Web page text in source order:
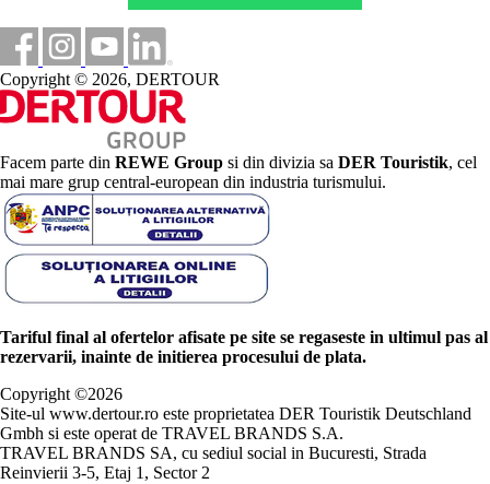
Copyright © 2026, DERTOUR
Facem parte din REWE Group si din divizia sa DER Touristik, cel
mai mare grup central-european din industria turismului.
Tariful final al ofertelor afisate pe site se regaseste in ultimul pas al
rezervarii, inainte de initierea procesului de plata.
Copyright ©2026
Site-ul www.dertour.ro este proprietatea DER Touristik Deutschland
Gmbh si este operat de TRAVEL BRANDS S.A.
TRAVEL BRANDS SA, cu sediul social in Bucuresti, Strada
Reinvierii 3-5, Etaj 1, Sector 2